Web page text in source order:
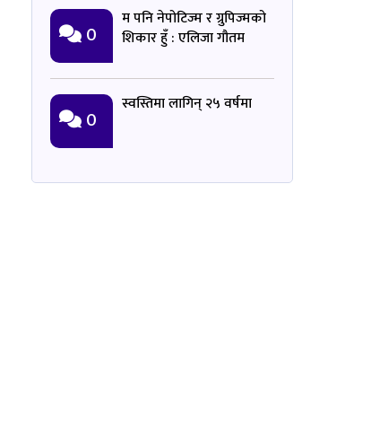
0
म पनि नेपोटिज्म र ग्रुपिज्मको
शिकार हुँ : एलिजा गौतम
0
स्वस्तिमा लागिन् २५ वर्षमा